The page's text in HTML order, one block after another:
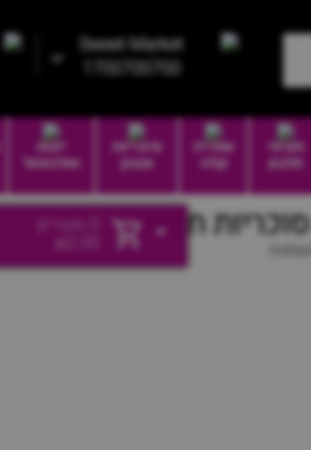
Sweet Market
1700700700
חטיפי
חלבון
שתייה
קלה
סיגריות
וטבק
יינות
ואלכוהול
מוצרים
₪